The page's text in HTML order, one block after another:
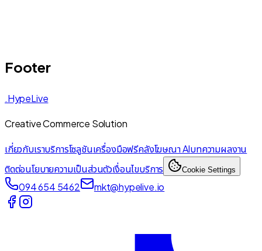
Footer
.HypeLive
Creative Commerce Solution
เกี่ยวกับเราบริการโซลูชันเครื่องมือฟรีคลังโฆษณา AIบทความผลงาน
ติดต่อนโยบายความเป็นส่วนตัวเงื่อนไขบริการ Cookie Settings
094 654 5462 mkt@hypelive.io